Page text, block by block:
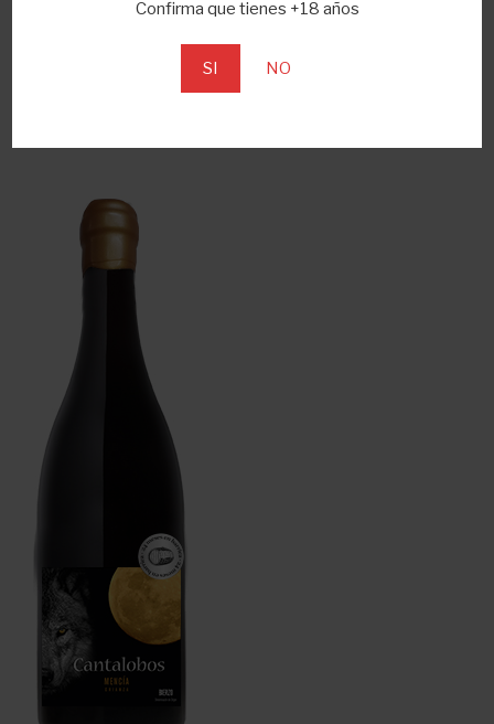
Confirma que tienes +18 años
SI NO
CANTALOBOS
CANTALOBOS
MESES